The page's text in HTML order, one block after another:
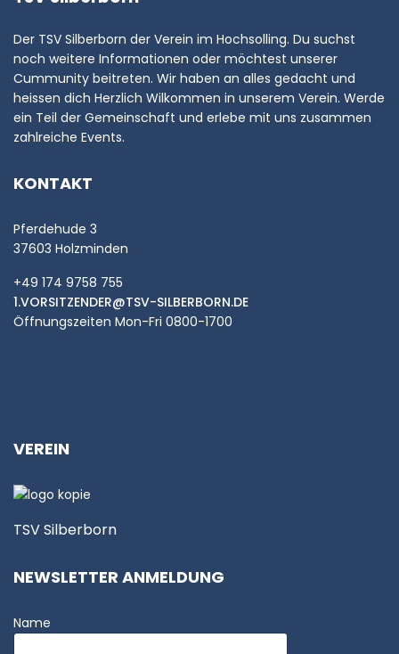
Der TSV Silberborn der Verein im Hochsolling. Du suchst
noch weitere Informationen oder möchtest unserer
Cummunity beitreten. Wir haben an alles gedacht und
heissen dich Herzlich Wilkommen in unserem Verein. Werde
ein Teil der Gemeinschaft und erlebe mit uns zusammen
zahlreiche Events.
KONTAKT
Pferdehude 3
37603 Holzminden
+49 174 9758 755
1.VORSITZENDER@TSV-SILBERBORN.DE
Öffnungszeiten Mon-Fri 0800-1700
VEREIN
TSV Silberborn
NEWSLETTER ANMELDUNG
Name